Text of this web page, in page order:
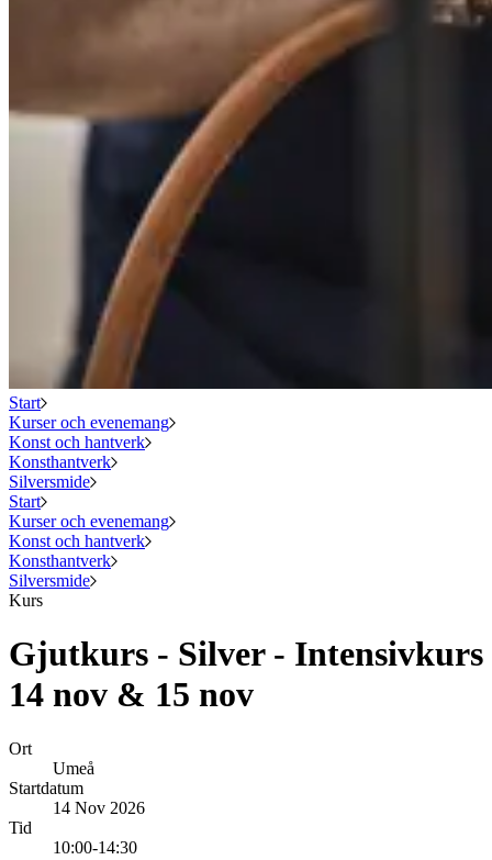
Start
Kurser och evenemang
Konst och hantverk
Konsthantverk
Silversmide
Start
Kurser och evenemang
Konst och hantverk
Konsthantverk
Silversmide
Kurs
Gjutkurs - Silver - Intensivkurs
14 nov & 15 nov
Ort
Umeå
Startdatum
14 Nov 2026
Tid
10:00-14:30